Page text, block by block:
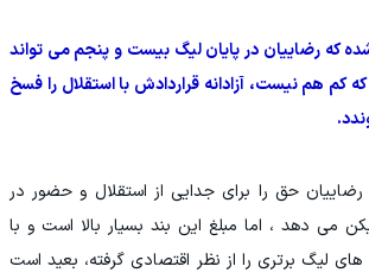
که رضاییان در پایان لیگ بیست و پنجم می تواند
کم هم نیست، آزادانه قراردادش با استقلال را فسخ
حق را برای جدایی از استقلال و حضور در
می دهد ، اما مبلغ این بند بسیار بالا است و با
لیگ برتری را از نظر اقتصادی گرفته، بعید است